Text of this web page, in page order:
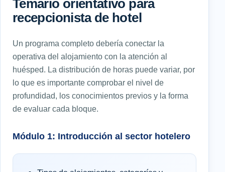
Temario orientativo para
recepcionista de hotel
Un programa completo debería conectar la
operativa del alojamiento con la atención al
huésped. La distribución de horas puede variar, por
lo que es importante comprobar el nivel de
profundidad, los conocimientos previos y la forma
de evaluar cada bloque.
Módulo 1: Introducción al sector hotelero